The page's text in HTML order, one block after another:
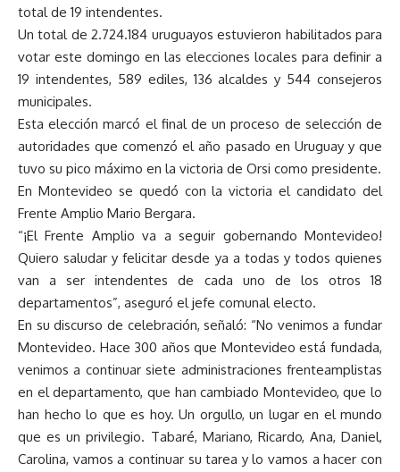
total de 19 intendentes.
Un total de 2.724.184 uruguayos estuvieron habilitados para
votar este domingo en las elecciones locales para definir a
19 intendentes, 589 ediles, 136 alcaldes y 544 consejeros
municipales.
Esta elección marcó el final de un proceso de selección de
autoridades que comenzó el año pasado en Uruguay y que
tuvo su pico máximo en la victoria de Orsi como presidente.
En Montevideo se quedó con la victoria el candidato del
Frente Amplio Mario Bergara.
“¡El Frente Amplio va a seguir gobernando Montevideo!
Quiero saludar y felicitar desde ya a todas y todos quienes
van a ser intendentes de cada uno de los otros 18
departamentos”, aseguró el jefe comunal electo.
En su discurso de celebración, señaló: “No venimos a fundar
Montevideo. Hace 300 años que Montevideo está fundada,
venimos a continuar siete administraciones frenteamplistas
en el departamento, que han cambiado Montevideo, que lo
han hecho lo que es hoy. Un orgullo, un lugar en el mundo
que es un privilegio. Tabaré, Mariano, Ricardo, Ana, Daniel,
Carolina, vamos a continuar su tarea y lo vamos a hacer con